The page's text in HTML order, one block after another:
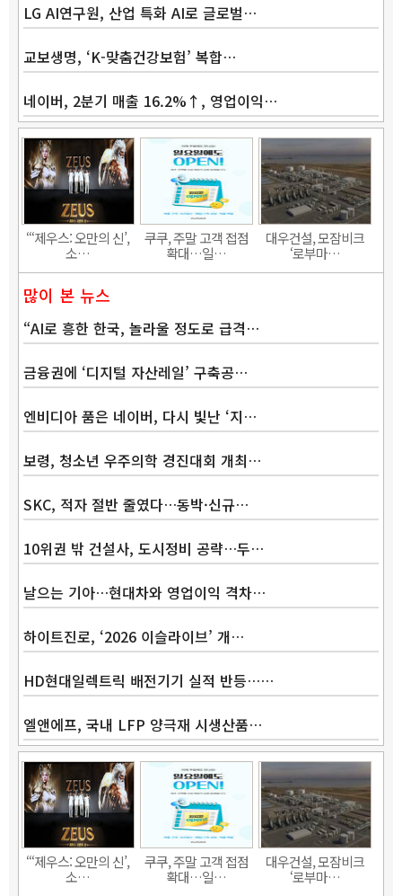
Band
LG AI연구원, 산업 특화 AI로 글로벌…
교보생명, ‘K-맞춤건강보험’ 복합…
네이버, 2분기 매출 16.2%↑, 영업이익…
“‘제우스: 오만의 신’,
소…
쿠쿠, 주말 고객 접점
확대…일…
대우건설, 모잠비크
‘로부마…
많이 본 뉴스
“AI로 흥한 한국, 놀라울 정도로 급격…
금융권에 ‘디지털 자산레일’ 구축공…
엔비디아 품은 네이버, 다시 빛난 ‘지…
보령, 청소년 우주의학 경진대회 개최…
SKC, 적자 절반 줄였다…동박·신규…
10위권 밖 건설사, 도시정비 공략…두…
날으는 기아…현대차와 영업이익 격차…
하이트진로, ‘2026 이슬라이브’ 개…
HD현대일렉트릭 배전기기 실적 반등……
엘앤에프, 국내 LFP 양극재 시생산품…
“‘제우스: 오만의 신’,
소…
쿠쿠, 주말 고객 접점
확대…일…
대우건설, 모잠비크
‘로부마…